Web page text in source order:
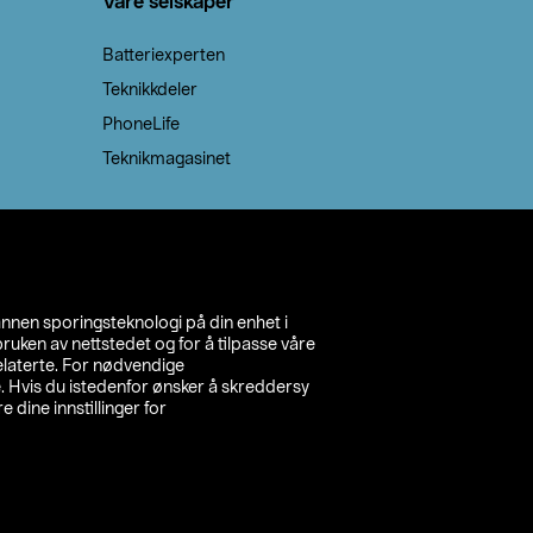
sporingsteknologi på din enhet i
av nettstedet og for å tilpasse våre
For nødvendige
Hvis du istedenfor ønsker å skreddersy
dine innstillinger for
Batteriexperten
Teknikkdeler
PhoneLife
Teknikmagasinet